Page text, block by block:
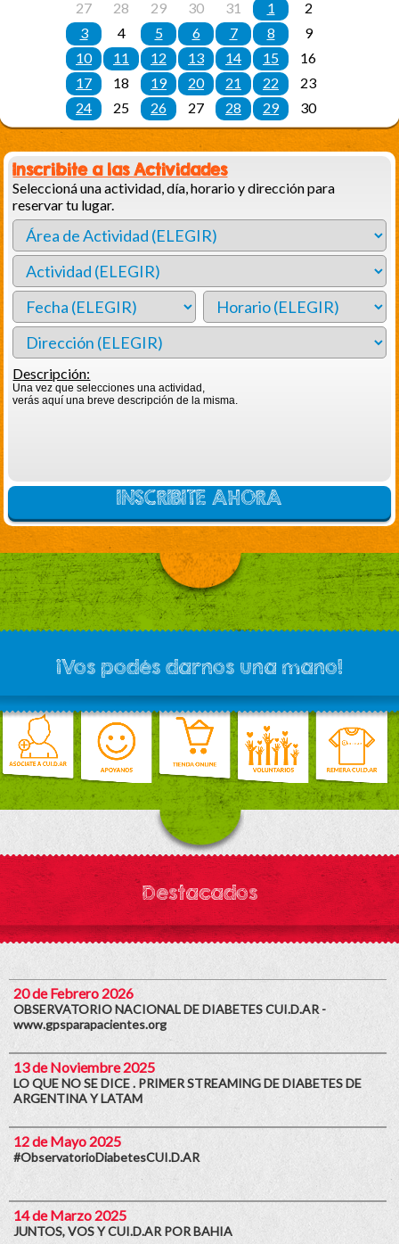
Inscribite a las Actividades
Seleccioná una actividad, día, horario y dirección para
reservar tu lugar.
Descripción:
Una vez que selecciones una actividad,
verás aquí una breve descripción de la misma.
INSCRIBITE AHORA
¡Vos podés darnos una mano!
Destacados
20 de Febrero 2026
OBSERVATORIO NACIONAL DE DIABETES CUI.D.AR -
www.gpsparapacientes.org
13 de Noviembre 2025
LO QUE NO SE DICE . PRIMER STREAMING DE DIABETES DE
ARGENTINA Y LATAM
12 de Mayo 2025
#ObservatorioDiabetesCUI.D.AR
14 de Marzo 2025
JUNTOS, VOS Y CUI.D.AR POR BAHIA